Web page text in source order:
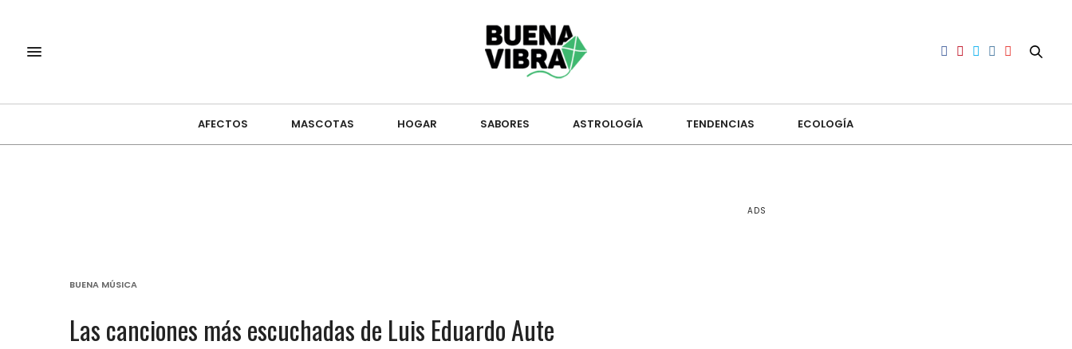
AFECTOS MASCOTAS HOGAR SABORES ASTROLOGÍA TENDENCIAS ECOLOGÍA
BUENA MÚSICA
Las canciones más escuchadas de Luis Eduardo Aute
ADS